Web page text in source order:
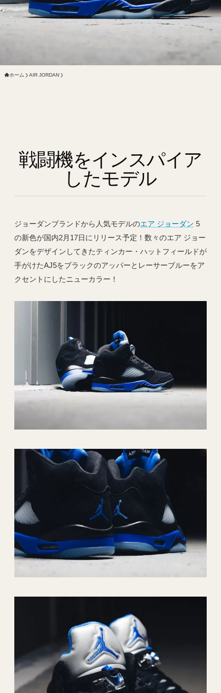
ホーム AIR JORDAN
戦闘機をインスパイア
したモデル
ジョーダンブランドから人気モデルのエア ジョーダン 5
の新色が国内2月17日にリリース予定！数々のエア ジョー
ダンをデザインしてきたティンカー・ハットフィールドが
手がけたAJ5をブラックのアッパーとレーサーブルーをア
クセントにしたニューカラー！